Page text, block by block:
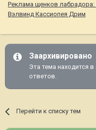
Реклама щенков лабрадора:
Вэлвинд Кассиопея Дрим
Заархивировано
Эта тема находится
ответов.
Перейти к списку тем